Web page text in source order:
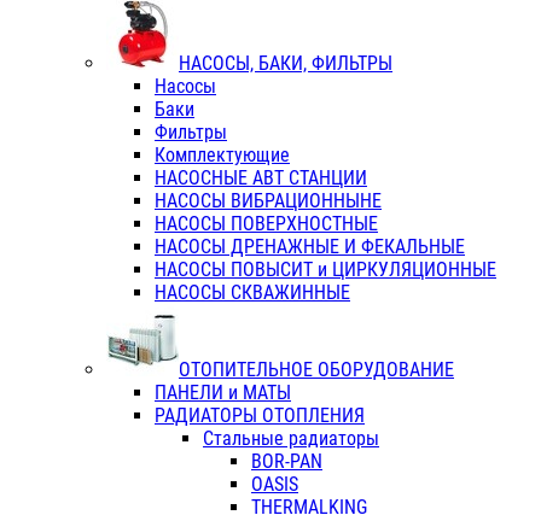
НАСОСЫ, БАКИ, ФИЛЬТРЫ
Насосы
Баки
Фильтры
Комплектующие
НАСОСНЫЕ АВТ СТАНЦИИ
НАСОСЫ ВИБРАЦИОННЫНЕ
НАСОСЫ ПОВЕРХНОСТНЫЕ
НАСОСЫ ДРЕНАЖНЫЕ И ФЕКАЛЬНЫЕ
НАСОСЫ ПОВЫСИТ и ЦИРКУЛЯЦИОННЫЕ
НАСОСЫ СКВАЖИННЫЕ
ОТОПИТЕЛЬНОЕ ОБОРУДОВАНИЕ
ПАНЕЛИ и МАТЫ
РАДИАТОРЫ ОТОПЛЕНИЯ
Стальные радиаторы
BOR-PAN
OASIS
THERMALKING